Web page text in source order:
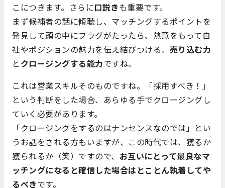
こにつきます。さらに口説きも重要です。
まず候補者の話に傾聴し、マッチングするポイントを
発見して頭の中にフラグがたったら、熱意をもって自
社やポジションの魅力を伝え結びつける。 売り込む力
と クロージングする能力ですね。
これは営業スキルそのものですね。「採用すべき！」
という判断をした場合、あらゆる手でクロージングし
ていく必要があります。
「クロージングをするのはナンセンスなのでは」とい
うお話をされる方もいますが、この時代では、獲るか
獲られるか（笑）ですので、 お互いにとって最良なマ
ッチングになると確信した場合はとことん執着してや
るべきです。